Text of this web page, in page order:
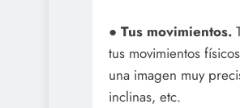
● Tus movimientos.
tus movimientos
una imagen muy
inclinas, etc.